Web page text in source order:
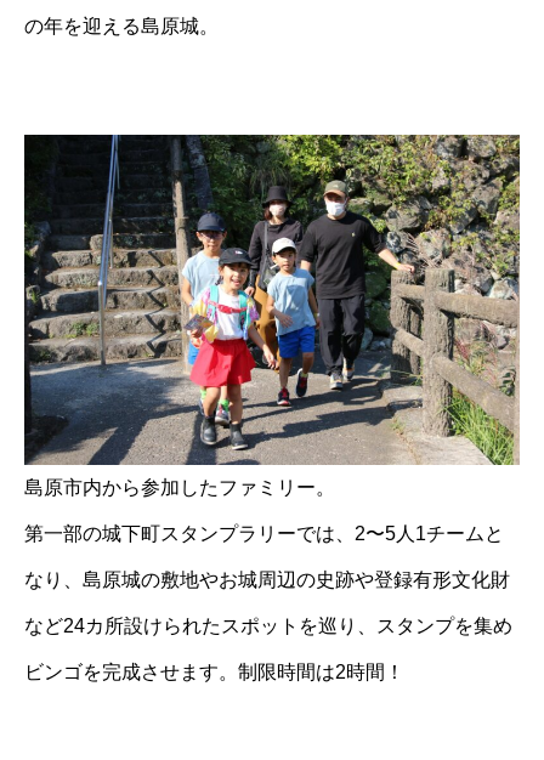
の年を迎える島原城。
島原市内から参加したファミリー。
第一部の城下町スタンプラリーでは、2〜5人1チームと
なり、島原城の敷地やお城周辺の史跡や登録有形文化財
など24カ所設けられたスポットを巡り、スタンプを集め
ビンゴを完成させます。制限時間は2時間！